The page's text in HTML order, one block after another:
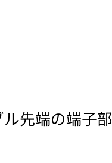
ル先端の端子